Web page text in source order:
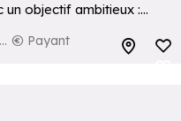
un objectif ambitieux :
mètres d’altitude. Une
Payant
Ajouter